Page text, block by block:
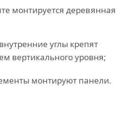
монтируется деревянная
углы крепят
вертикального уровня;
монтируют панели.